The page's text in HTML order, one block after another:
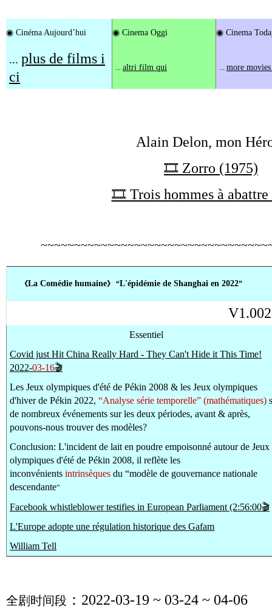
◉ Cinéma Aujourd’hui ◉ Cinema Oggi ◉ Cinema
... plus de films i
ci
altri film qui more movies
Alain Delon, mon
🎞️ Zorro (1975)
🎞️ Trois hommes à abattre
《La Comédie humaine》 “L'épidémiede Shanghai en 2022”
Essentiel
Covid just Hit China Really Hard - They Can't Hide it This Time!
2022-03-16🎬
Les Jeux olympiques d'été de Pékin 2008 & les Jeux olympiques
d'hiver de Pékin 2022, “Analyse série temporelle” (mathématiques)
de nombreux événements sur les deux périodes, avant & après,
pouvons-nous trouver des modèles?
Conclusion: L'incident de lait en poudre empoisonné autour de Jeux
olympiques d'été de Pékin 2008, il reflète les
inconvénients intrinsèques du “modèle de gouvernance nationale
descendante”
Facebook whistleblower testifies in European Parliament (2:56:00🎬
L'Europe adopte une régulation historique des Gafam
William Tell
全剧时间段 ：2022-03-19 ~ 03-24 ~ 04-06